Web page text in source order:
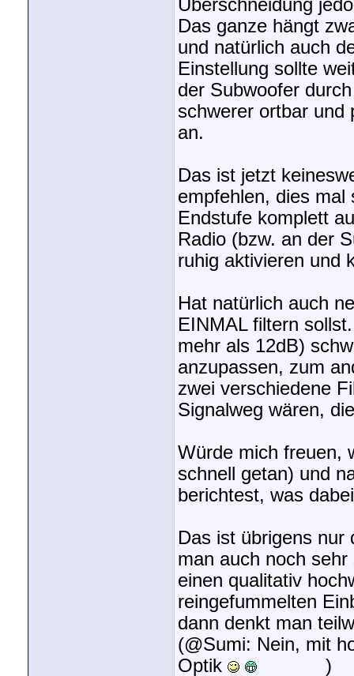
Überschneidung
Das ganze hängt
und natürlich auch
Einstellung sollte
der Subwoofer
schwerer ortbar und
an.
Das ist jetzt
empfehlen, dies mal
Endstufe komplett
Radio (bzw. an der
ruhig aktivieren und
Hat natürlich auch
EINMAL filtern
mehr als 12dB)
anzupassen, zum
zwei verschiedene
Signalweg wären,
Würde mich freuen,
schnell getan) und
berichtest, was
Das ist übrigens nur
man auch noch
einen qualitativ
reingefummelten
dann denkt man
(@Sumi: Nein, mit
Optik
)